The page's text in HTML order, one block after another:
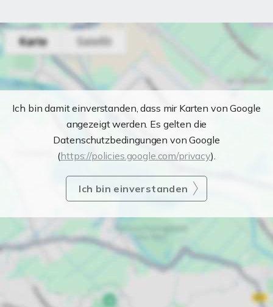
Ich bin damit einverstanden, dass mir Karten von Google
angezeigt werden. Es gelten die
Datenschutzbedingungen von Google
(https://policies.google.com/privacy).
Ich bin einverstanden